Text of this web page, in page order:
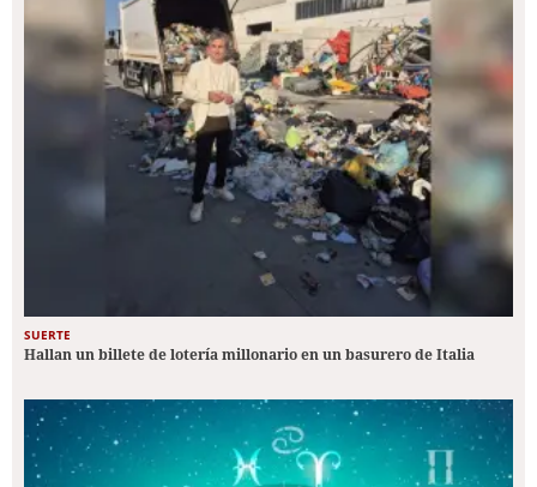
SUERTE
Hallan un billete de lotería millonario en un basurero de Italia